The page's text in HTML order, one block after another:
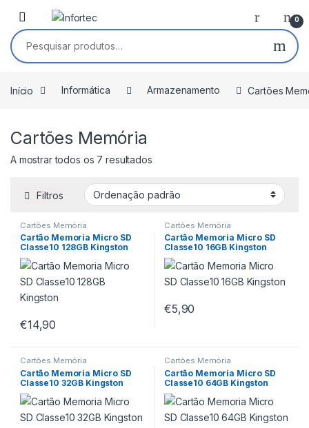
Saltar para navegação
Pular para o conteúdo
0
Pesquisar por:
Início Informática Armazenamento Cartões
Cartões Memória
A mostrar todos os 7 resultados
Filtros
Cartões Memória
Cartão Memoria Micro SD
Classe10 128GB Kingston
€14,90
Cartões Memória
Cartão Memoria Micro SD
Classe10 16GB Kingston
€5,90
Cartões Memória
Cartão Memoria Micro SD
Classe10 32GB Kingston
Cartões Memória
Cartão Memoria Micro SD
Classe10 64GB Kingston